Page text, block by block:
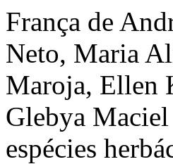
França de
Neto, Maria
Maroja, Ellen
Glebya
espécies